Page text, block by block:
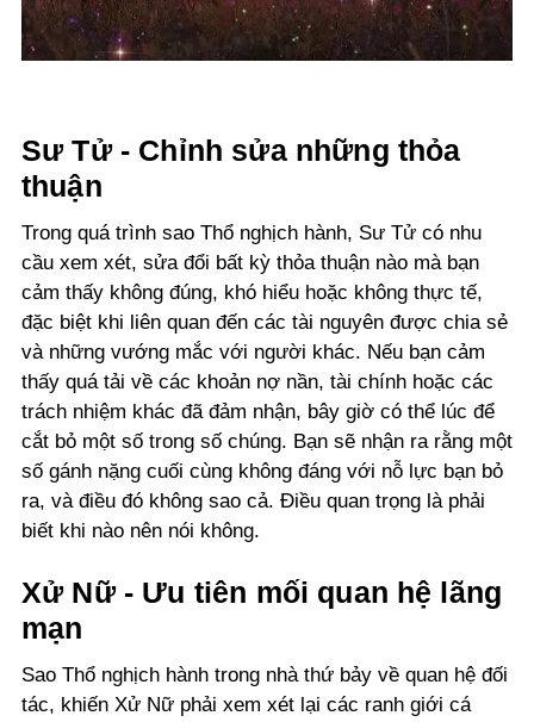
Sư Tử - Chỉnh sửa những thỏa
thuận
Trong quá trình sao Thổ nghịch hành, Sư Tử có nhu
cầu xem xét, sửa đổi bất kỳ thỏa thuận nào mà bạn
cảm thấy không đúng, khó hiểu hoặc không thực tế,
đặc biệt khi liên quan đến các tài nguyên được chia sẻ
và những vướng mắc với người khác. Nếu bạn cảm
thấy quá tải về các khoản nợ nần, tài chính hoặc các
trách nhiệm khác đã đảm nhận, bây giờ có thể lúc để
cắt bỏ một số trong số chúng. Bạn sẽ nhận ra rằng một
số gánh nặng cuối cùng không đáng với nỗ lực bạn bỏ
ra, và điều đó không sao cả. Điều quan trọng là phải
biết khi nào nên nói không.
Xử Nữ - Ưu tiên mối quan hệ lãng
mạn
Sao Thổ nghịch hành trong nhà thứ bảy về quan hệ đối
tác, khiến Xử Nữ phải xem xét lại các ranh giới cá